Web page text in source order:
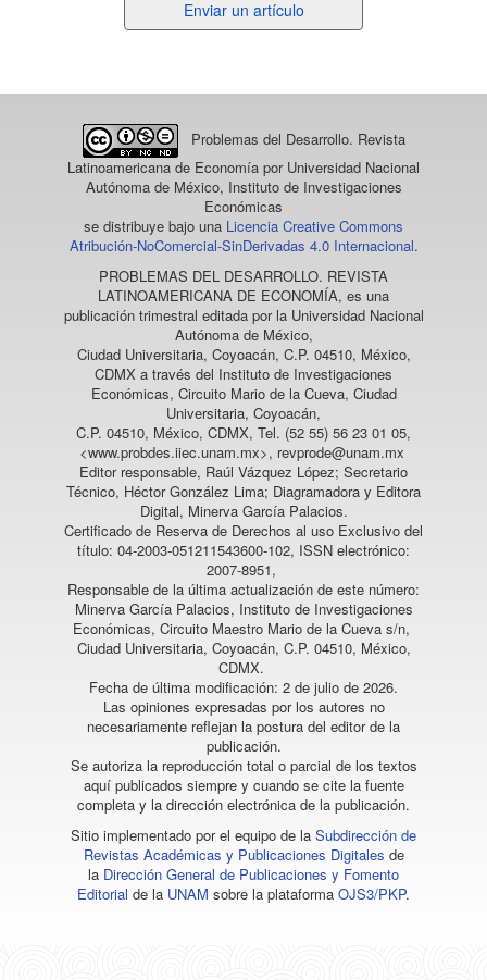
un
Enviar un artículo
Problemas del Desarrollo. Revista
Latinoamericana de Economía por Universidad Nacional
Autónoma de México, Instituto de Investigaciones
Económicas
se distribuye bajo una Licencia Creative Commons
Atribución-NoComercial-SinDerivadas 4.0 Internacional.
PROBLEMAS DEL DESARROLLO. REVISTA
LATINOAMERICANA DE ECONOMÍA, es una
publicación trimestral editada por la Universidad Nacional
Autónoma de México,
Ciudad Universitaria, Coyoacán, C.P. 04510, México,
CDMX a través del Instituto de Investigaciones
Económicas, Circuito Mario de la Cueva, Ciudad
Universitaria, Coyoacán,
C.P. 04510, México, CDMX, Tel. (52 55) 56 23 01 05,
<www.probdes.iiec.unam.mx>, revprode@unam.mx
Editor responsable, Raúl Vázquez López; Secretario
Técnico, Héctor González Lima; Diagramadora y Editora
Digital, Minerva García Palacios.
Certificado de Reserva de Derechos al uso Exclusivo del
título: 04-2003-051211543600-102, ISSN electrónico:
2007-8951,
Responsable de la última actualización de este número:
Minerva García Palacios, Instituto de Investigaciones
Económicas, Circuito Maestro Mario de la Cueva s/n,
Ciudad Universitaria, Coyoacán, C.P. 04510, México,
CDMX.
Fecha de última modificación: 2 de julio de 2026.
Las opiniones expresadas por los autores no
necesariamente reflejan la postura del editor de la
publicación.
Se autoriza la reproducción total o parcial de los textos
aquí publicados siempre y cuando se cite la fuente
completa y la dirección electrónica de la publicación.
Sitio implementado por el equipo de la Subdirección de
Revistas Académicas y Publicaciones Digitales de
la Dirección General de Publicaciones y Fomento
Editorial de la UNAM sobre la plataforma OJS3/PKP.